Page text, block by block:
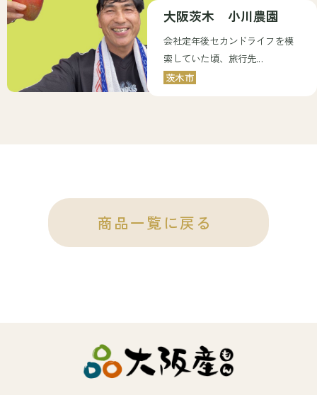
大阪茨木 小川農園
会社定年後セカンドライフを模
索していた頃、旅行先...
茨木市
商品一覧に戻る